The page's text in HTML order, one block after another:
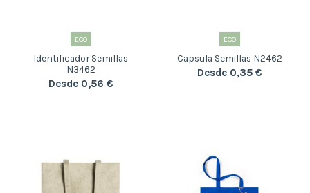
ECO
Identificador Semillas
N3462
Desde 0,56 €
ECO
Capsula Semillas N2462
Desde 0,35 €